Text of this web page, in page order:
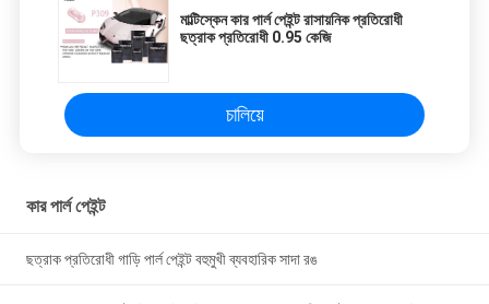
মাল্টিস্কেন কার পার্ল পেইন্ট রাসায়নিক প্রতিরোধী
ছত্রাক প্রতিরোধী 0.95 কেজি
চালিয়ে
কার পার্ল পেইন্ট
ছত্রাক প্রতিরোধী গাড়ি পার্ল পেইন্ট বহুমুখী ব্যবহারিক সাদা রঙ